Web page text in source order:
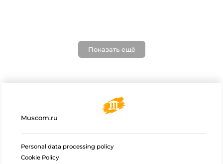
Показать ещё
Muscom.ru
Personal data processing policy
Cookie Policy